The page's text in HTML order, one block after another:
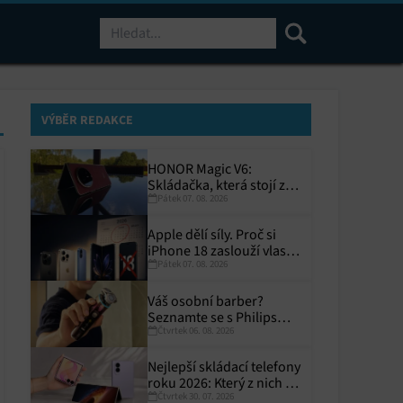
VÝBĚR REDAKCE
HONOR Magic V6:
Skládačka, která stojí za
toPátek 07. 08. 2026
Apple dělí síly. Proč si
iPhone 18 zaslouží vlastní
termín?
Pátek 07. 08. 2026
Váš osobní barber?
Seznamte se s Philips
i9000 Prestige Ultra
Čtvrtek 06. 08. 2026
Nejlepší skládací telefony
roku 2026: Který z nich si
zaslouží místo ve vaší
Čtvrtek 30. 07. 2026